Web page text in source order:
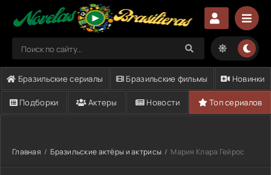
Бразильские сериалы Бразильские фильмы Новинки
Подборки Актеры Новости Топ сериалов
Главная Бразильские актёры и актрисы Мария Клара Гейрос